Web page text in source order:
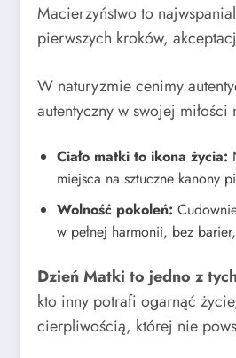
Macierzyństwo to
pierwszych kroków,
W naturyzmie cenimy
autentyczny w swojej miłości
Ciało matki to ikona życia:
miejsca na sztuczne kanony
Wolność pokoleń:
w pełnej harmonii, bez
Dzień Matki to jedno z
kto inny potrafi ogarnąć
cierpliwością, której nie